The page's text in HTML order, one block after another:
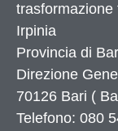
trasformazione
Irpinia
Provincia di
Direzione
70126 Bari ( Ba
Telefono: 080